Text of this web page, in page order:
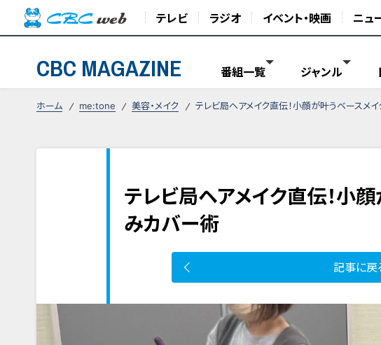
テレビ ラジオ イベント・映画 ニュ
CBC MAGAZINE 番組一覧 ジャンル
ホーム me:tone 美容・メイク テレビ局ヘアメイク直伝！小顔が叶うベースメ
テレビ局ヘアメイク直伝！小
みカバー術
記事に戻